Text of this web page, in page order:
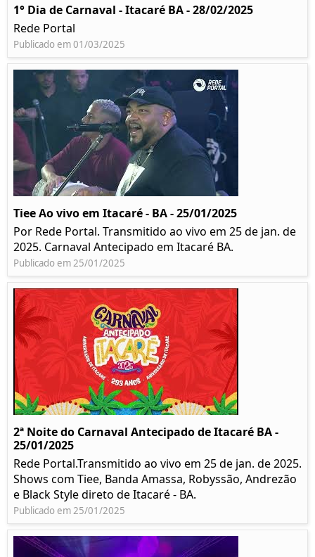
1° Dia de Carnaval - Itacaré BA - 28/02/2025
Rede Portal
Publicado em 01/03/2025
Tiee Ao vivo em Itacaré - BA - 25/01/2025
Por Rede Portal. Transmitido ao vivo em 25 de jan. de
2025. Carnaval Antecipado em Itacaré BA.
Publicado em 25/01/2025
2ª Noite do Carnaval Antecipado de Itacaré BA -
25/01/2025
Rede Portal.Transmitido ao vivo em 25 de jan. de 2025.
Shows com Tiee, Banda Amassa, Robyssão, Andrezão
e Black Style direto de Itacaré - BA.
Publicado em 25/01/2025